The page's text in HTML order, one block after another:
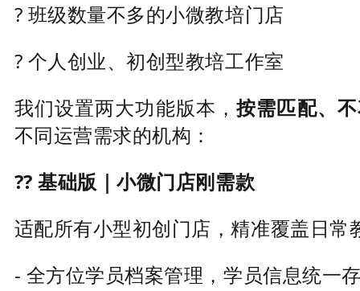
? 班级数量不多的小微教培门店
? 个人创业、初创型教培工作室
我们设置两大功能版本，按需匹配、
不同运营需求的机构：
?? 基础版｜小微门店刚需款
适配所有小型初创门店，精准覆盖日
- 全方位学员档案管理，学员信息统一